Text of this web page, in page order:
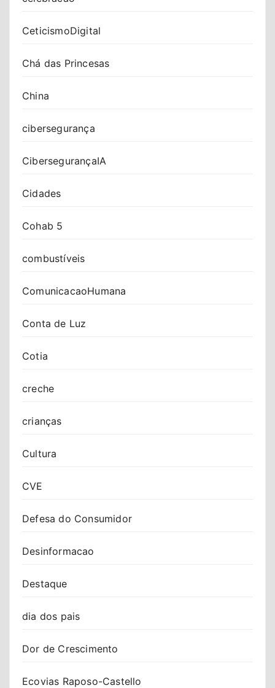
CeticismoDigital
Chá das Princesas
China
cibersegurança
CibersegurançaIA
Cidades
Cohab 5
combustíveis
ComunicacaoHumana
Conta de Luz
Cotia
creche
crianças
Cultura
CVE
Defesa do Consumidor
Desinformacao
Destaque
dia dos pais
Dor de Crescimento
Ecovias Raposo-Castello